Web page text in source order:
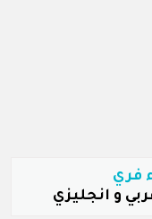
فري
و انجليزي